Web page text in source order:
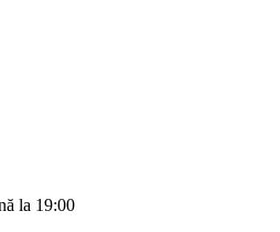
la 19:00